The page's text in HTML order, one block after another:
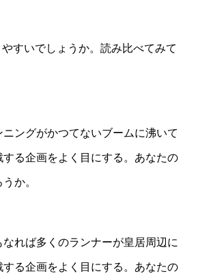
すいでしょうか。読み比べてみて
ングがかつてないブームに沸いて
る企画をよく目にする。あなたの
か。
れば多くのランナーが皇居周辺に
る企画をよく目にする。あなたの